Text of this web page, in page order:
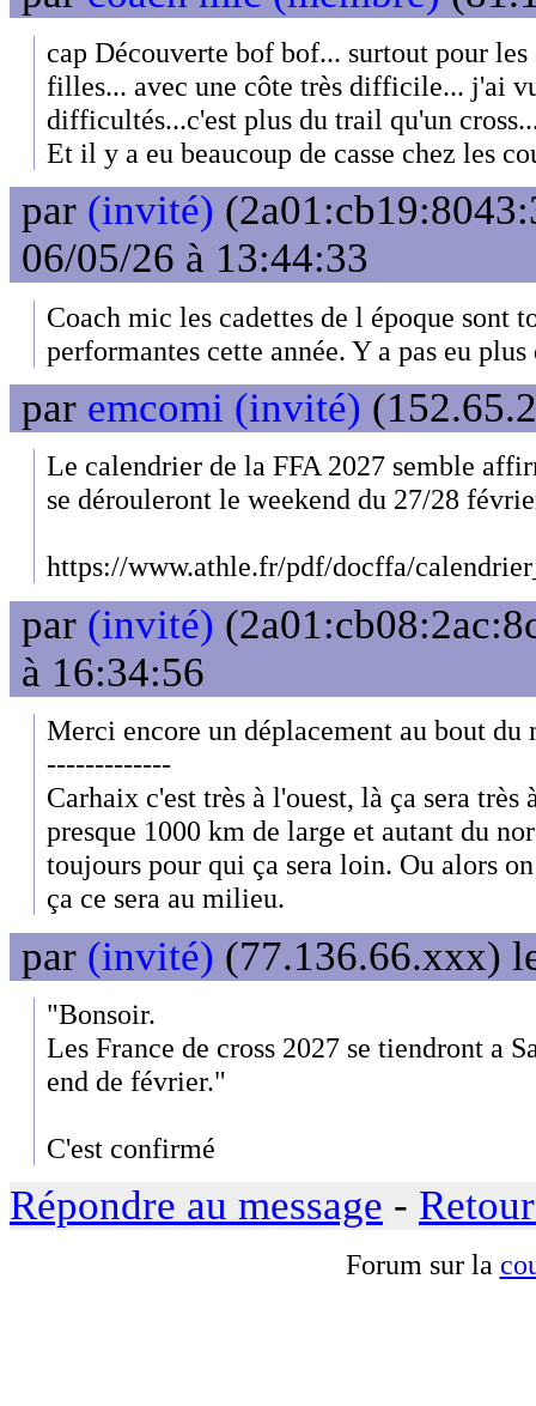
cap Découverte bof bof... surtout pour
filles... avec une côte très difficile... j'ai
difficultés...c'est plus du trail qu'un
Et il y a eu beaucoup de casse chez les
par (invité)
06/05/26 à 13:44:33
Coach mic les cadettes de l époque sont
performantes cette année. Y a pas eu
par emcomi (invité)
Le calendrier de la FFA 2027 semble
se dérouleront le weekend du 27/28
https://www.athle.fr/pdf/docffa/
par (invité)
à 16:34:56
Merci encore un déplacement au bout du
-------------
Carhaix c'est très à l'ouest, là ça sera très
presque 1000 km de large et autant du
toujours pour qui ça sera loin. Ou alors
ça ce sera au milieu.
par (invité) (77.136.66.xxx)
"Bonsoir.
Les France de cross 2027 se tiendront a
end de février."
C'est confirmé
Répondre au message -
Forum sur la